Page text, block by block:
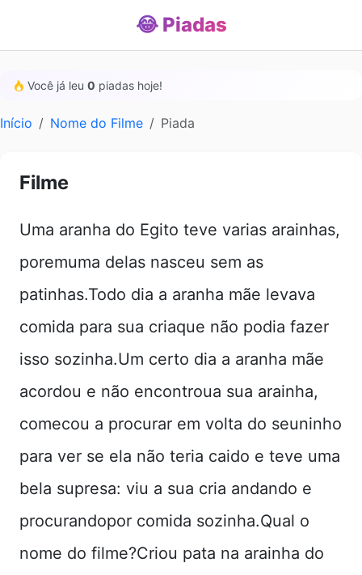
😂 Piadas
Você já leu 0 piadas hoje!
Início Nome do Filme Piada
Filme
Uma aranha do Egito teve varias arainhas,
poremuma delas nasceu sem as
patinhas.Todo dia a aranha mãe levava
comida para sua criaque não podia fazer
isso sozinha.Um certo dia a aranha mãe
acordou e não encontroua sua arainha,
comecou a procurar em volta do seuninho
para ver se ela não teria caido e teve uma
bela supresa: viu a sua cria andando e
procurandopor comida sozinha.Qual o
nome do filme?Criou pata na arainha do